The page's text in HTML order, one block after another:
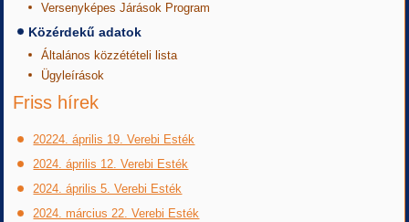
Versenyképes Járások Program
Közérdekű adatok
Általános közzétételi lista
Ügyleírások
Friss hírek
20224. április 19. Verebi Esték
2024. április 12. Verebi Esték
2024. április 5. Verebi Esték
2024. március 22. Verebi Esték